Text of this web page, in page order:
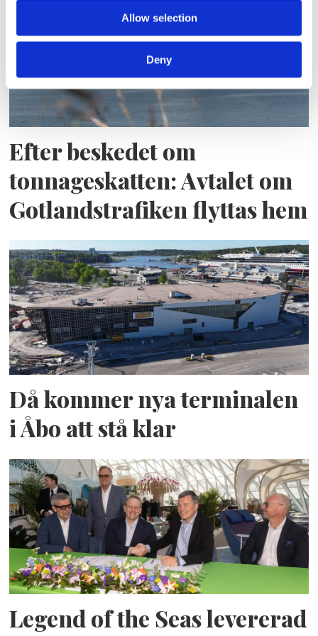
Allow selection
Deny
Efter beskedet om
tonnageskatten: Avtalet om
Gotlandstrafiken flyttas hem
Då kommer nya terminalen
i Åbo att stå klar
Legend of the Seas levererad